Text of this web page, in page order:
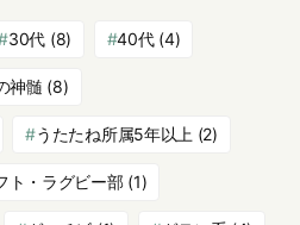
30代 (8) 40代(4)
神髄 (8)
うたたね所属5年以上 (2)
ト・ラグビー部(1)